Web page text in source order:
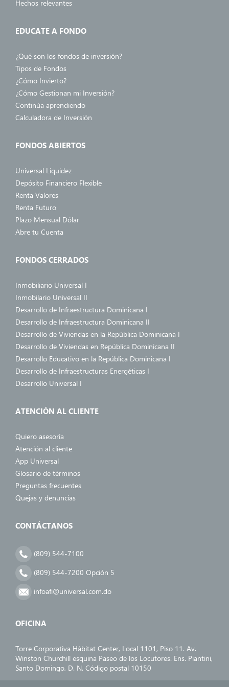
Hechos relevantes
EDUCATE A FONDO
¿Qué son los fondos de inversión?
Tipos de Fondos
¿Cómo Invierto?
¿Cómo Gestionan mi Inversión?
Continúa aprendiendo
Calculadora de Inversión
FONDOS ABIERTOS
Universal Liquidez
Depósito Financiero Flexible
Renta Valores
Renta Futuro
Plazo Mensual Dólar
Abre tu Cuenta
FONDOS CERRADOS
Inmobiliario Universal I
Inmobilario Universal II
Desarrollo de Infraestructura Dominicana I
Desarrollo de Infraestructura Dominicana II
Desarrollo de Viviendas en la República Dominicana I
Desarrollo de Viviendas en República Dominicana II
Desarrollo Educativo en la República Dominicana I
Desarrollo de Infraestructuras Energéticas I
Desarrollo Universal I
ATENCIÓN AL CLIENTE
Quiero asesoría
Atención al cliente
App Universal
Glosario de términos
Preguntas frecuentes
Quejas y denuncias
CONTÁCTANOS
(809) 544-7100
(809) 544-7200 Opción 5
infoafi@universal.com.do
OFICINA
Torre Corporativa Hábitat Center, Local 1101, Piso 11. Av.
Winston Churchill esquina Paseo de los Locutores. Ens. Piantini,
Santo Domingo, D. N. Código postal 10150